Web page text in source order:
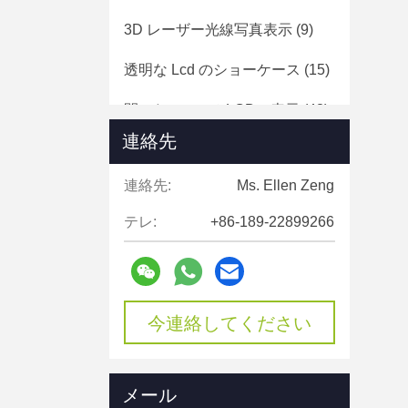
3D レーザー光線写真表示 (9)
透明な Lcd のショーケース (15)
開いたフレームLCDの表示 (43)
HD のメディア プレイヤー箱
(188)
デジタル表記の表示 (31)
連絡先
連絡先: Ms. Ellen Zeng
テレ: +86-189-22899266
今連絡してください
メール